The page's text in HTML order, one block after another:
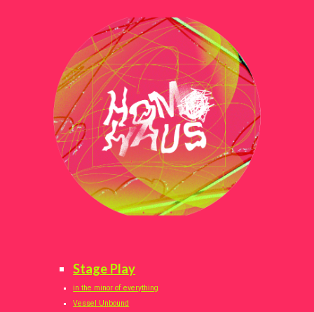
Stage Play
in the minor of everything
Vessel Unbound